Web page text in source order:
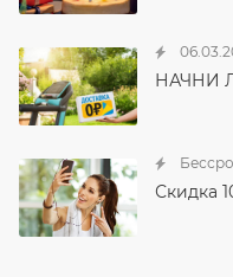
НАЧНИ
Скидка